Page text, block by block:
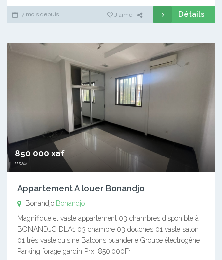
7 mois depuis J'aime Détails
850 000 xaf
mois
Appartement A louer Bonandjo
Bonandjo Bonandjo
Magnifique et vaste appartement 03 chambres disponible à
BONANDJO DLA1 03 chambre 03 douches 01 vaste salon
01 très vaste cuisine Balcons buanderie Groupe électrogène
Parking forage gardin Prx: 850.000Fr…